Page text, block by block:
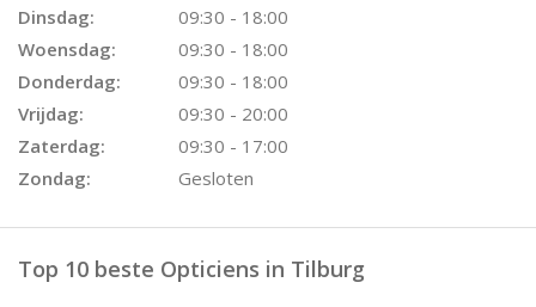
Dinsdag:
09:30 - 18:00
Woensdag:
09:30 - 18:00
Donderdag:
09:30 - 18:00
Vrijdag:
09:30 - 20:00
Zaterdag:
09:30 - 17:00
Zondag:
Gesloten
Top 10 beste Opticiens in Tilburg